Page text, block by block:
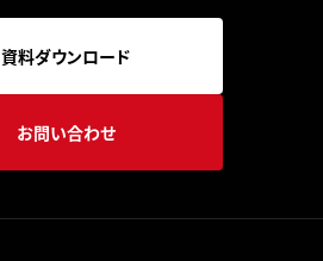
資料ダウンロード
お問い合わせ